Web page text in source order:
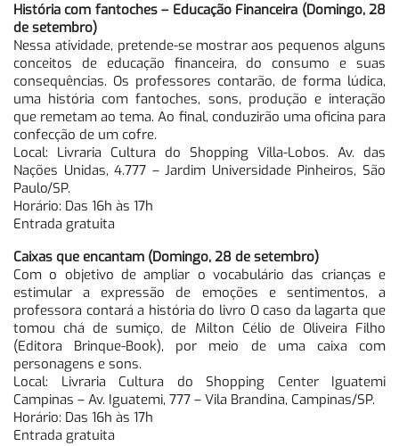
História com fantoches – Educação Financeira (Domingo, 28
de setembro)
Nessa atividade, pretende-se mostrar aos pequenos alguns
conceitos de educação financeira, do consumo e suas
consequências. Os professores contarão, de forma lúdica,
uma história com fantoches, sons, produção e interação
que remetam ao tema. Ao final, conduzirão uma oficina para
confecção de um cofre.
Local: Livraria Cultura do Shopping Villa-Lobos. Av. das
Nações Unidas, 4.777 – Jardim Universidade Pinheiros, São
Paulo/SP.
Horário: Das 16h às 17h
Entrada gratuita
Caixas que encantam (Domingo, 28 de setembro)
Com o objetivo de ampliar o vocabulário das crianças e
estimular a expressão de emoções e sentimentos, a
professora contará a história do livro O caso da lagarta que
tomou chá de sumiço, de Milton Célio de Oliveira Filho
(Editora Brinque-Book), por meio de uma caixa com
personagens e sons.
Local: Livraria Cultura do Shopping Center Iguatemi
Campinas – Av. Iguatemi, 777 – Vila Brandina, Campinas/SP.
Horário: Das 16h às 17h
Entrada gratuita